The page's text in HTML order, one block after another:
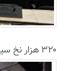
۳۲۰ هزار نخ سیگار قاچاق در لامرد کشف شد